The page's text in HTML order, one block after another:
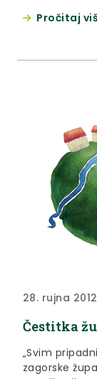
Pročitaj
28. rujna
Čestitka
„Svim
zagorske